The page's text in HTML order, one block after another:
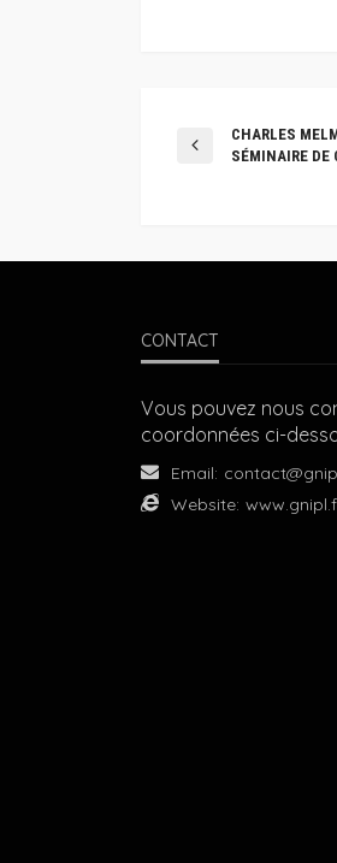
CHARLES
SÉMINAIRE
CONTACT
Vous pouvez nous
coordonnées ci-
Email:
Website: